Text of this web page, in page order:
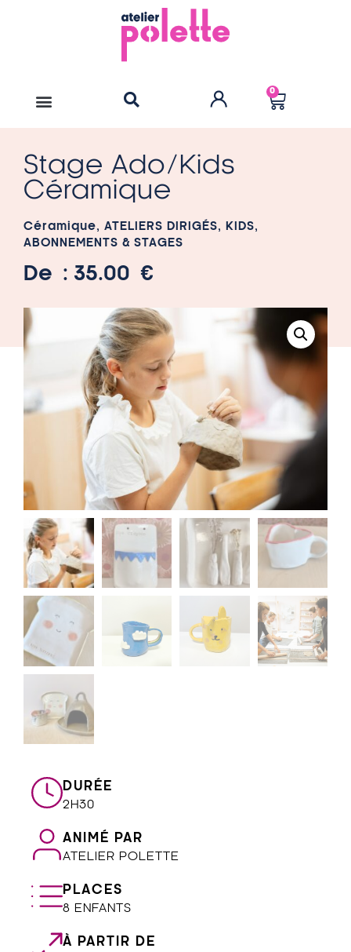
0
Stage Ado/Kids
Céramique
Céramique, ATELIERS DIRIGÉS, KIDS,
ABONNEMENTS & STAGES
De : 35.00 €
DURÉE
2H30
ANIMÉ PAR
ATELIER POLETTE
PLACES
8 ENFANTS
À PARTIR DE